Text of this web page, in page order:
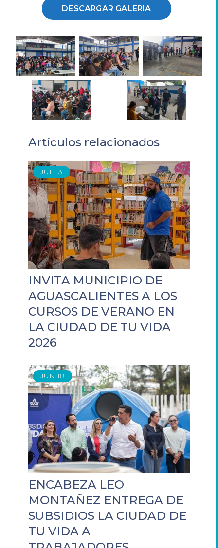
DESCARGAR GALERIA
Artículos relacionados
JUL 13
INVITA MUNICIPIO DE
AGUASCALIENTES A LOS
CURSOS DE VERANO EN
LA CIUDAD DE TU VIDA
2026
JUN 18
ENCABEZA LEO
MONTAÑEZ ENTREGA DE
SUBSIDIOS LA CIUDAD DE
TU VIDA A